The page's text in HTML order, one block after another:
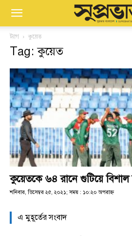
ট্যাগ কুয়েত
Tag: কুয়েত
কুয়েতকে ৬৪ রানে গুটিয়ে বিশাল
শনিবার, ডিসেম্বর ২৫, ২০২১; সময় : ১০:২০ অপরাহ্ণ
এ মুহূর্তের সংবাদ